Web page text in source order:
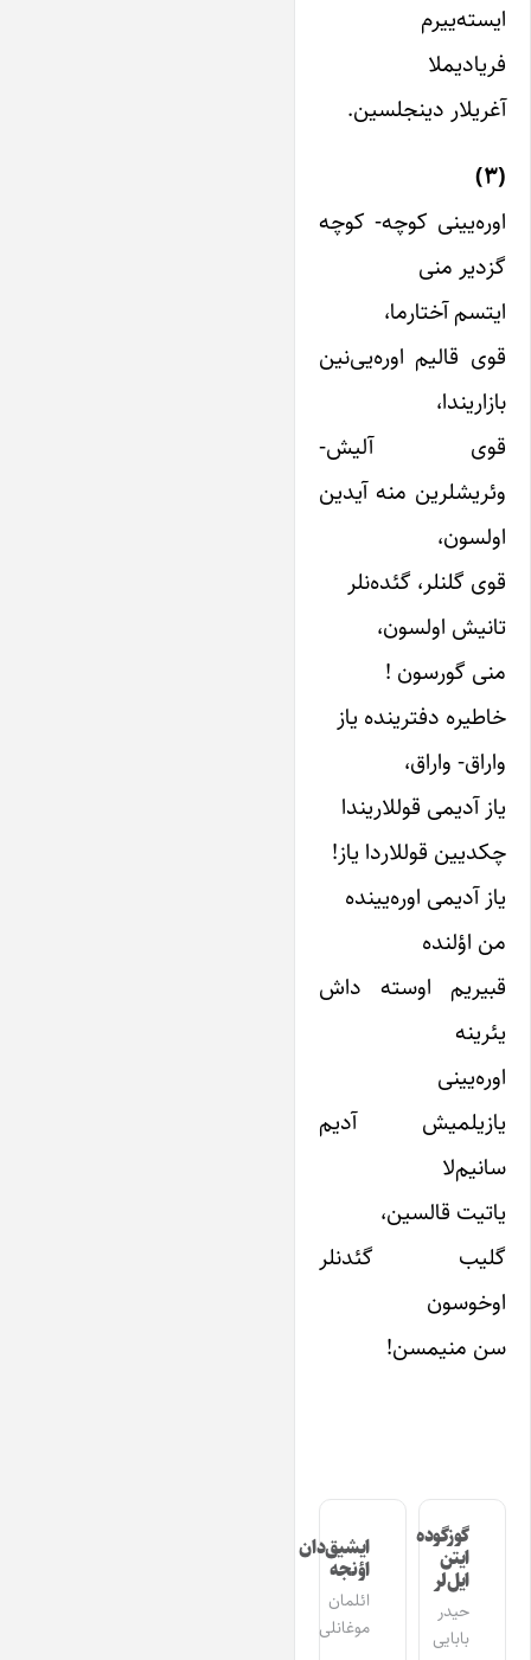
ایسته‌ییرم
فریادیملا
آغریلار دینجلسین.
اوره‌یینی کوچه- کوچه
گزدیر منی
ایتسم آختارما،
قوی قالیم اوره‌یی‌نین
بازاریندا،
قوی آلیش-
وئریشلرین منه آیدین
اولسون،
قوی گلنلر، گئده‌نلر
تانیش اولسون،
منی گورسون !
خاطیره دفترینده یاز
واراق- واراق،
یاز آدیمی قوللاریندا
چکدیین قوللاردا یاز!
یاز آدیمی اوره‌یینده
من اؤلنده
قبیریم اوسته داش
یئرینه
اوره‌یینی
یازیلمیش آدیم
سانیم‌لا
یاتیت قالسین،
گلیب گئدنلر
اوخوسون
سن منیمسن!
گوزگوده
ایتن
ایل‌لر
حیدر
بابایی
ایشیق‌دان
اؤنجه
ائلمان
موغانلی